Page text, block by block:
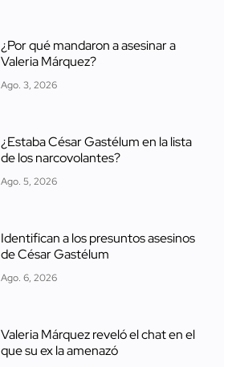
¿Por qué mandaron a asesinar a
Valeria Márquez?
Ago. 3, 2026
¿Estaba César Gastélum en la lista
de los narcovolantes?
Ago. 5, 2026
Identifican a los presuntos asesinos
de César Gastélum
Ago. 6, 2026
Valeria Márquez reveló el chat en el
que su ex la amenazó